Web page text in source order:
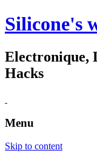
Silicone's
Electronique,
Hacks
Menu
Skip to content